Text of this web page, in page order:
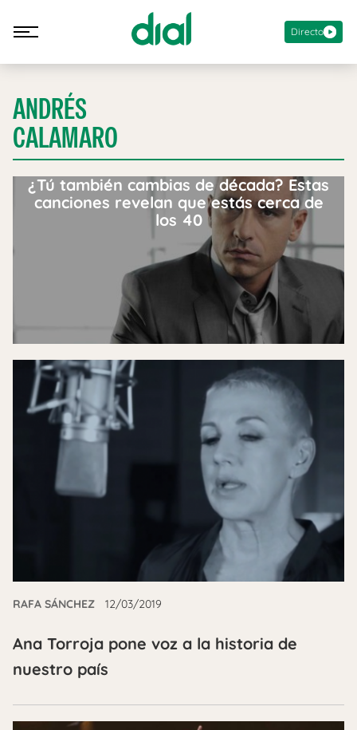
Directo
ANDRÉS
CALAMARO
¿Tú también cambias de década? Estas
canciones revelan que estás cerca de
los 40
RAFA SÁNCHEZ 12/03/2019
Ana Torroja pone voz a la historia de
nuestro país